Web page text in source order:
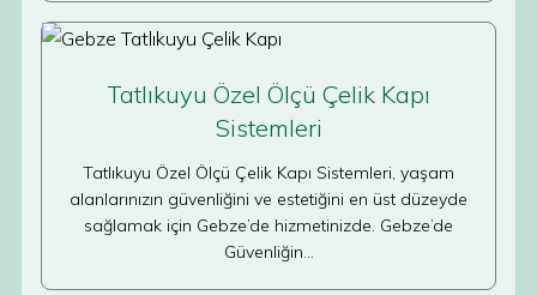
Tatlıkuyu Özel Ölçü Çelik Kapı
Sistemleri
Tatlıkuyu Özel Ölçü Çelik Kapı Sistemleri, yaşam
alanlarınızın güvenliğini ve estetiğini en üst düzeyde
sağlamak için Gebze’de hizmetinizde. Gebze’de
Güvenliğin…